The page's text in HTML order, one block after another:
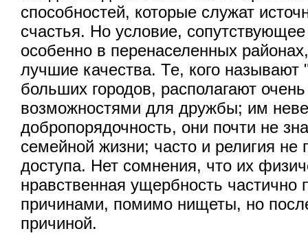
способностей, которые служат
счастья. Но условие,
особенно в перенаселенных
лучшие качества. Те, кого
больших городов, располагают
возможностями для дружбы; им
добропорядочность, они почти не
семейной жизни; часто и религия не
доступа. Нет сомнения, что их
нравственная ущербность
причинами, помимо нищеты, но
причиной.